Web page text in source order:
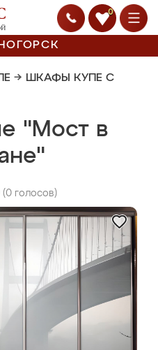
0
→ ШКАФЫ КУПЕ С
"Мост в
(0 голосов)